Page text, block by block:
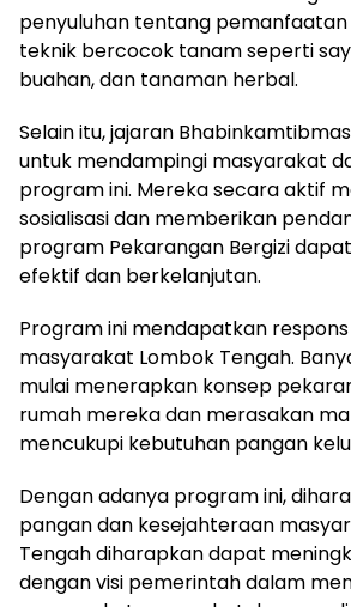
penyuluhan tentang
teknik bercocok tanam seperti
buahan, dan tanaman herbal.
Selain itu, jajaran
untuk mendampingi masyarakat
program ini. Mereka secara aktif
sosialisasi dan memberikan
program Pekarangan Bergizi
efektif dan berkelanjutan.
Program ini mendapatkan
masyarakat Lombok Tengah.
mulai menerapkan konsep
rumah mereka dan merasakan
mencukupi kebutuhan pangan
Dengan adanya program ini,
pangan dan kesejahteraan
Tengah diharapkan dapat
dengan visi pemerintah dalam